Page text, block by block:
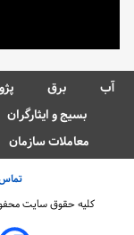
آب برق
بسیج و ایثارگران
معاملات سازمان
تماس
کلیه حقوق سایت